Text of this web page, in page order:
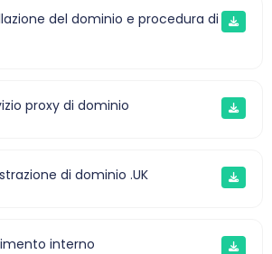
del dominio e procedura di
proxy di dominio
di dominio .UK
interno